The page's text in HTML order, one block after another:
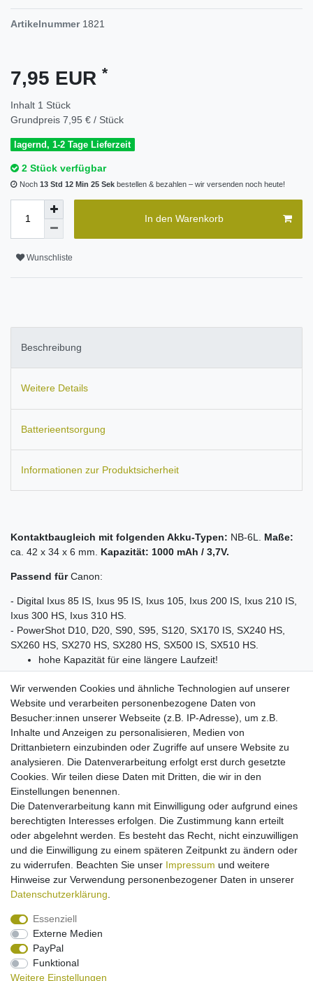
Artikelnummer 1821
7,95 EUR *
Inhalt 1 Stück
Grundpreis 7,95 € / Stück
lagernd, 1-2 Tage Lieferzeit
2 Stück verfügbar
Noch 13 Std 12 Min 25 Sek bestellen & bezahlen – wir versenden noch heute!
In den Warenkorb
Wunschliste
Beschreibung
Weitere Details
Batterieentsorgung
Informationen zur Produktsicherheit
Kontaktbaugleich mit folgenden Akku-Typen: NB-6L. Maße:
ca. 42 x 34 x 6 mm. Kapazität: 1000 mAh / 3,7V.
Passend fürCanon:
- Digital Ixus 85 IS, Ixus 95 IS, Ixus 105, Ixus 200 IS, Ixus 210 IS,
Ixus 300 HS, Ixus 310 HS.
- PowerShot D10, D20, S90, S95, S120, SX170 IS, SX240 HS,
SX260 HS, SX270 HS, SX280 HS, SX500 IS, SX510 HS.
hohe Kapazität für eine längere Laufzeit!
hochwertige Qualitätszellen von Markenherstellern
passgenau verarbeitet
Aufladung mit Standard-Netzteil
Kein Memoryeffekt
mit Schutz gegen Überladung/Überhitzung/Kurzschluss
Könnte Sie interessieren:
Ladeschale 5101 für Canon NB-6L
3,95 € *
In den Warenkorb
Wir verwenden Cookies und ähnliche Technologien auf unserer
Website und verarbeiten personenbezogene Daten von
Besucher:innen unserer Webseite (z.B. IP-Adresse), um z.B.
Inhalte und Anzeigen zu personalisieren, Medien von
Drittanbietern einzubinden oder Zugriffe auf unsere Website zu
analysieren. Die Datenverarbeitung erfolgt erst durch gesetzte
Cookies. Wir teilen diese Daten mit Dritten, die wir in den
Einstellungen benennen.
Die Datenverarbeitung kann mit Einwilligung oder aufgrund eines
berechtigten Interesses erfolgen. Die Zustimmung kann erteilt
oder abgelehnt werden. Es besteht das Recht, nicht einzuwilligen
und die Einwilligung zu einem späteren Zeitpunkt zu ändern oder
zu widerrufen. Beachten Sie unser Impressum und weitere
Hinweise zur Verwendung personenbezogener Daten in unserer
Daten­schutz­erklärung
Essenziell
Externe Medien
PayPal
Funktional
Weitere Einstellungen